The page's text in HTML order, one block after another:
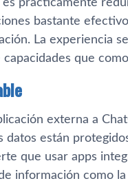
prácticamente
bastante
La experiencia
que
externa a
datos están
que usar apps
información como